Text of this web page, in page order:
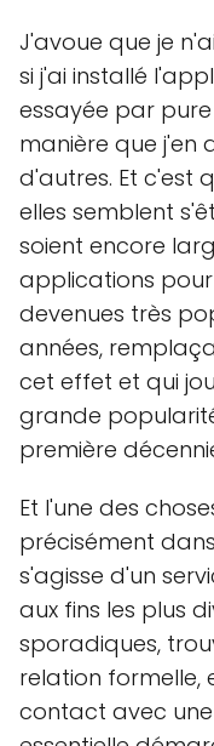
J'avoue que je
si j'ai installé
essayée par
manière que j'en
d'autres. Et c'est
elles semblent
soient encore
applications
devenues très
années,
cet effet et qui
grande
première
Et l'une des
précisément
s'agisse d'un
aux fins les plus
sporadiques,
relation formelle,
contact avec